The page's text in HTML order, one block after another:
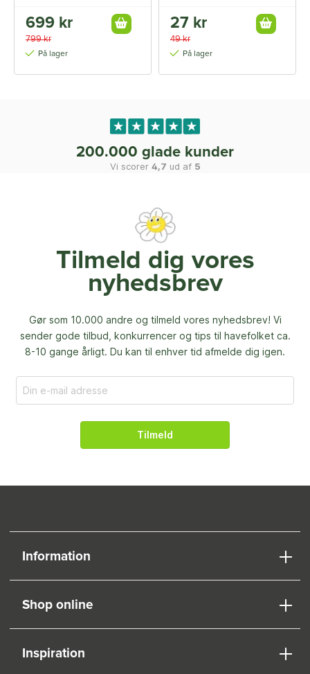
699 kr
799 kr
På lager
27 kr
49 kr
På lager
200.000 glade kunder
Vi scorer 4,7 ud af 5
Tilmeld dig vores
nyhedsbrev
Gør som 10.000 andre og tilmeld vores nyhedsbrev! Vi
sender gode tilbud, konkurrencer og tips til havefolket ca.
8-10 gange årligt. Du kan til enhver tid afmelde dig igen.
Tilmeld
Information
Shop online
Inspiration